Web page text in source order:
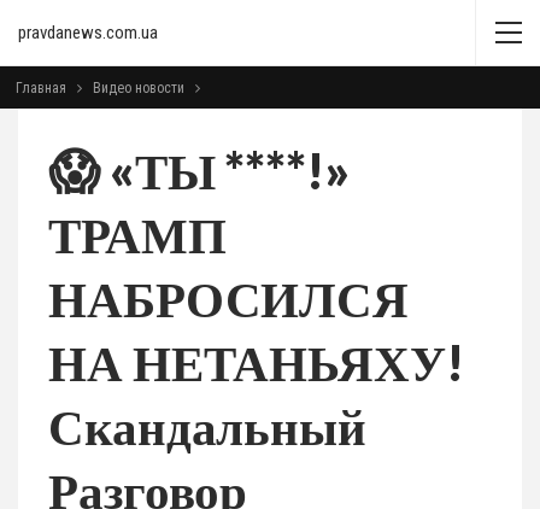
pravdanews.com.ua
Главная Видео новости
😱 «ТЫ ****!»
ТРАМП
НАБРОСИЛСЯ
НА НЕТАНЬЯХУ!
Скандальный
Разговор